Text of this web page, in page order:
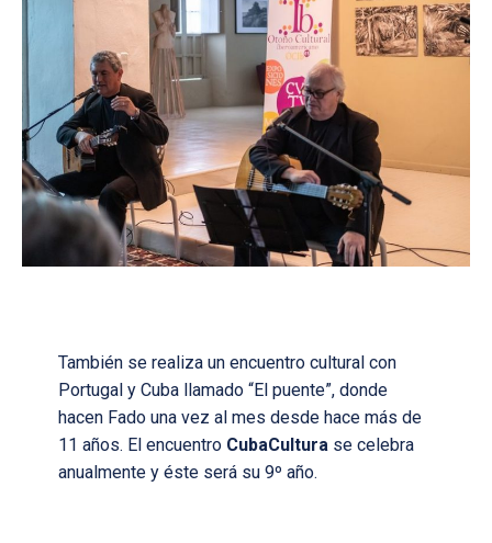
También se realiza un encuentro cultural con
Portugal y Cuba llamado “El puente”, donde
hacen Fado una vez al mes desde hace más de
11 años. El encuentro CubaCulturase celebra
anualmente y éste será su 9º año.